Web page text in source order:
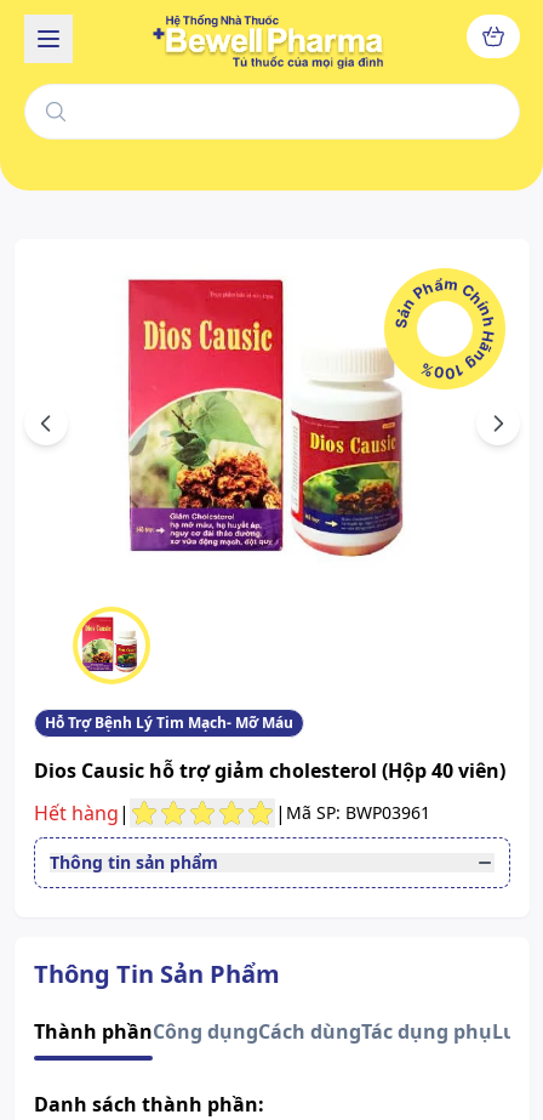
Sản Phẩm Chính Hãng 100%
Previous Next
Hỗ Trợ Bệnh Lý Tim Mạch- Mỡ Máu
Dios Causic hỗ trợ giảm cholesterol (Hộp 40 viên)
Hết hàng| | Mã SP: BWP03961
Thông tin sản phẩm
Người cholesterol máu cao, có
tháo đường.
Lưu ý
Sản phẩm này không phải là
Thông Tin Sản Phẩm
Thành phầnCông dụngCách dùngTác dụng phụLưu
Danh sách thành phần: